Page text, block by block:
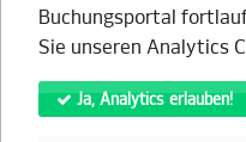
Buchungsportal
Sie unseren Analytics
Ja, Analytics erlauben!